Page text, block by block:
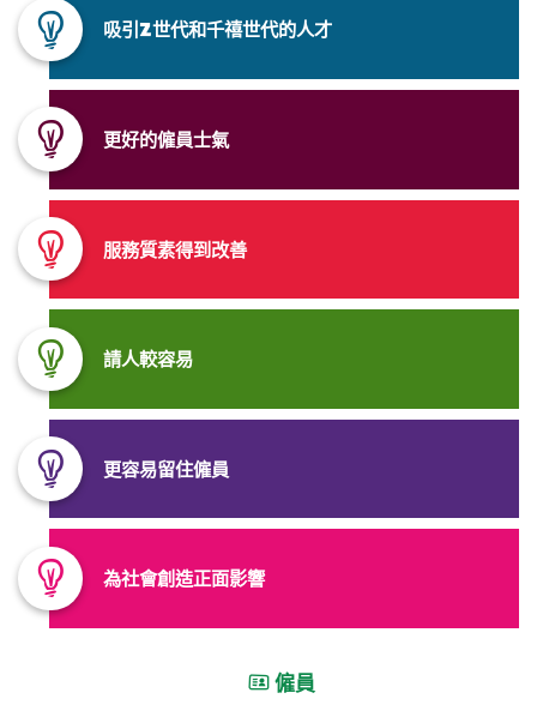
吸引Z世代和千禧世代的人才
更好的僱員士氣
服務質素得到改善
請人較容易
更容易留住僱員
為社會創造正面影響
僱員